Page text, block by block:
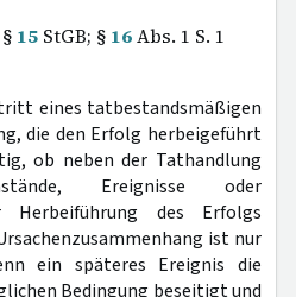
15 StGB; § 16Abs. 1 S. 1
eines tatbestandsmäßigen
die den Erfolg herbeigeführt
ob neben der Tathandlung
Ereignisse oder
Herbeiführung des Erfolgs
ist nur
ein späteres Ereignis die
Bedingung beseitigt und